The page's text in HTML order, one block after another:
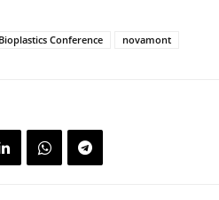
Conference novamont